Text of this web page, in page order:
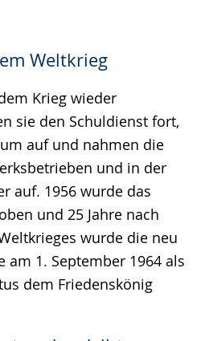
Weltkrieg
Krieg wieder
sie den Schuldienst fort,
auf und nahmen die
und in der
auf. 1956 wurde das
und 25 Jahre nach
wurde die neu
am 1. September 1964 als
dem Friedenskönig